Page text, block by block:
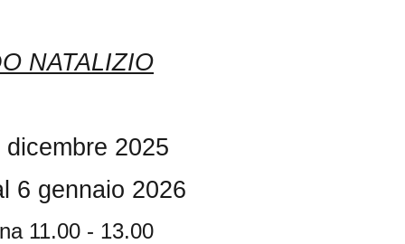
NATALIZIO
2025
6 gennaio 2026
11.00 - 13.00